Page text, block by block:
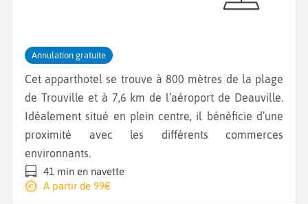
Annulation gratuite
Cet apparthotel se trouve à 800 mètres de la plage
de Trouville et à 7,6 km de l’aéroport de Deauville.
Idéalement situé en plein centre, il bénéficie d’une
proximité avec les différents commerces
environnants.
41 min en navette
A partir de 99€